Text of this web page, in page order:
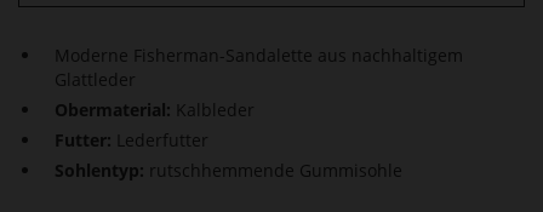
Moderne Fisherman-Sandalette aus nachhaltigem
Glattleder
Obermaterial: Kalbleder
Futter: Lederfutter
Sohlentyp: rutschhemmende Gummisohle